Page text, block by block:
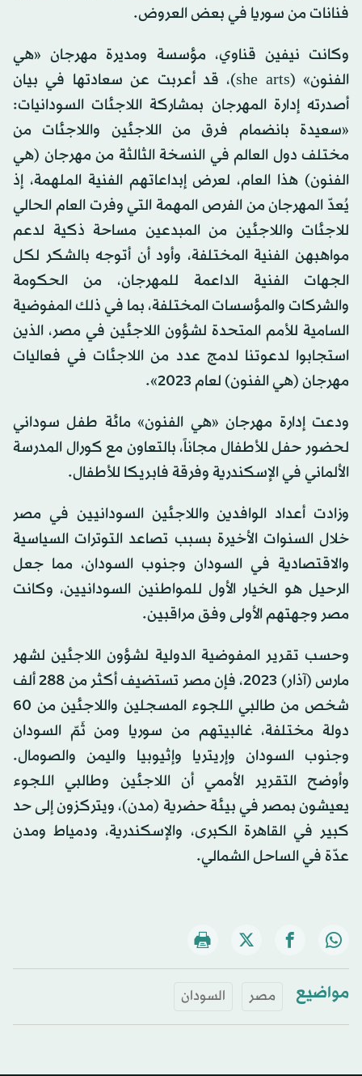
فنانات من سوريا في بعض العروض.
وكانت نيفين قناوي، مؤسسة ومديرة مهرجان «هي
الفنون» (she arts)، قد أعربت عن سعادتها في بيان
أصدرته إدارة المهرجان بمشاركة اللاجئات السودانيات:
«سعيدة بانضمام فرق من اللاجئين واللاجئات من
مختلف دول العالم في النسخة الثالثة من مهرجان (هي
الفنون) هذا العام، لعرض إبداعاتهم الفنية الملهمة، إذ
يُعدّ المهرجان من الفرص المهمة التي وفرت العام الحالي
للاجئات واللاجئين من المبدعين مساحة ذكية لدعم
مواهبهن الفنية المختلفة، وأود أن أتوجه بالشكر لكل
الجهات الفنية الداعمة للمهرجان، من الحكومة
والشركات والمؤسسات المختلفة، بما في ذلك المفوضية
السامية للأمم المتحدة لشؤون اللاجئين في مصر، الذين
استجابوا لدعوتنا لدمج عدد من اللاجئات في فعاليات
مهرجان (هي الفنون) لعام 2023».
ودعت إدارة مهرجان «هي الفنون» مائة طفل سوداني
لحضور حفل للأطفال مجاناً، بالتعاون مع كورال المدرسة
الألماني في الإسكندرية وفرقة فابريكا للأطفال.
وزادت أعداد الوافدين واللاجئين السودانيين في مصر
خلال السنوات الأخيرة بسبب تصاعد التوترات السياسية
والاقتصادية في السودان وجنوب السودان، مما جعل
الرحيل هو الخيار الأول للمواطنين السودانيين، وكانت
مصر وجهتهم الأولى وفق مراقبين.
وحسب تقرير المفوضية الدولية لشؤون اللاجئين لشهر
مارس (آذار) 2023، فإن مصر تستضيف أكثر من 288 ألف
شخص من طالبي اللجوء المسجلين واللاجئين من 60
دولة مختلفة، غالبيتهم من سوريا ومن ثَمّ السودان
وجنوب السودان وإريتريا وإثيوبيا واليمن والصومال.
وأوضح التقرير الأممي أن اللاجئين وطالبي اللجوء
يعيشون بمصر في بيئة حضرية (مدن)، ويتركزون إلى حد
كبير في القاهرة الكبرى، والإسكندرية، ودمياط ومدن
عدّة في الساحل الشمالي.
مواضيع مصر السودان